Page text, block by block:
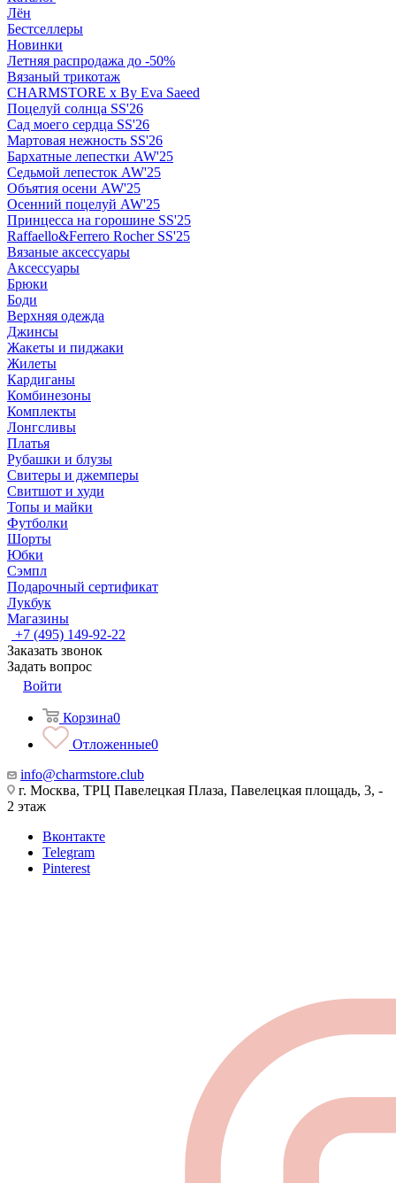
Лён
Бестселлеры
Новинки
Летняя распродажа до -50%
Вязаный трикотаж
CHARMSTORE х By Eva Saeed
Поцелуй солнца SS'26
Сад моего сердца SS'26
Мартовая нежность SS'26
Бархатные лепестки AW'25
Седьмой лепесток AW'25
Объятия осени AW'25
Осенний поцелуй AW'25
Принцесса на горошине SS'25
Raffaello&Ferrero Rocher SS'25
Вязаные аксессуары
Аксессуары
Брюки
Боди
Верхняя одежда
Джинсы
Жакеты и пиджаки
Жилеты
Кардиганы
Комбинезоны
Комплекты
Лонгсливы
Платья
Рубашки и блузы
Свитеры и джемперы
Свитшот и худи
Топы и майки
Футболки
Шорты
Юбки
Сэмпл
Подарочный сертификат
Лукбук
Магазины
+7 (495) 149-92-22
Заказать звонок
Задать вопрос
Войти
Корзина0
Отложенные0
info@charmstore.club
г. Москва, ТРЦ Павелецкая Плаза, Павелецкая площадь, 3, -
2 этаж
Вконтакте
Telegram
Pinterest